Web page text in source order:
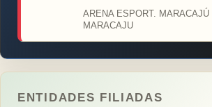
ARENA ESPORT. MARACAJÚ
MARACAJU
ENTIDADES FILIADAS